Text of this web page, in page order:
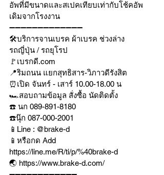
อัพที่มีขนาดและสเปคเทียบเท่ากับโช้คอัพ
เดิมจากโรงงาน
➖➖➖➖➖➖➖➖➖➖➖➖➖
🛠บริการจานเบรค ผ้าเบรค ช่วงล่าง
รถญี่ปุ่น / รถยุโรป
🚩เบรกดี.com
📍ริมถนน แยกสุทธิสาร-วิภาวดีรังสิต
⏰เปิด จันทร์ - เสาร์ 10.00-18.00 น
🏎สอบถามข้อมูล สั่งซื้อ นัดติดตั้ง
☎️ นก 089-891-8180
☎️นุ๊ก 087-000-2001
📱Line : @brake-d
📱หรือกด Add
https://line.me/R/ti/p/%40brake-d
🌏 https://www.brake-d.com/